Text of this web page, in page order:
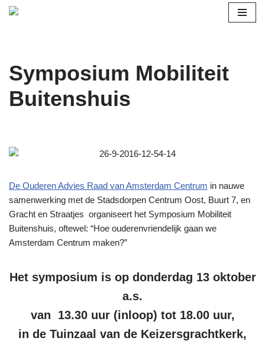
inhoud
Symposium Mobiliteit
Buitenshuis
De Ouderen Advies Raad van Amsterdam Centrum in nauwe
samenwerking met de Stadsdorpen Centrum Oost, Buurt 7, en
Gracht en Straatjes organiseert het Symposium Mobiliteit
Buitenshuis, oftewel: “Hoe ouderenvriendelijk gaan we
Amsterdam Centrum maken?”
Het symposium is op donderdag 13 oktober
a.s.
van 13.30 uur (inloop) tot 18.00 uur,
in de Tuinzaal van de Keizersgrachtkerk,